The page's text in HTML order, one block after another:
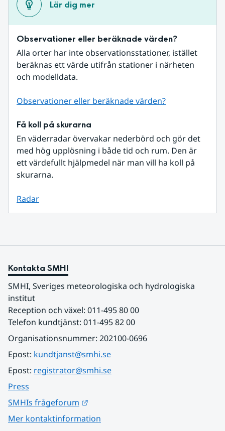
Lär dig mer
Observationer eller beräknade värden?
Alla orter har inte observationsstationer, istället
beräknas ett värde utifrån stationer i närheten
och modelldata.
Observationer eller beräknade värden?
Få koll på skurarna
En väderradar övervakar nederbörd och gör det
med hög upplösning i både tid och rum. Den är
ett värdefullt hjälpmedel när man vill ha koll på
skurarna.
Radar
Kontakta SMHI
SMHI, Sveriges meteorologiska och hydrologiska
institut
Reception och växel: 011-495 80 00
Telefon kundtjänst: 011-495 82 00
Organisationsnummer: 202100-0696
Epost: kundtjanst@smhi.se
Epost: registrator@smhi.se
Press
SMHIs frågeforum
Mer kontaktinformation